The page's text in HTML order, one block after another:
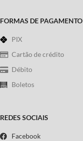
FORMAS DE PAGAMENTO
PIX
Cartão de crédito
Débito
Boletos
REDES SOCIAIS
Facebook